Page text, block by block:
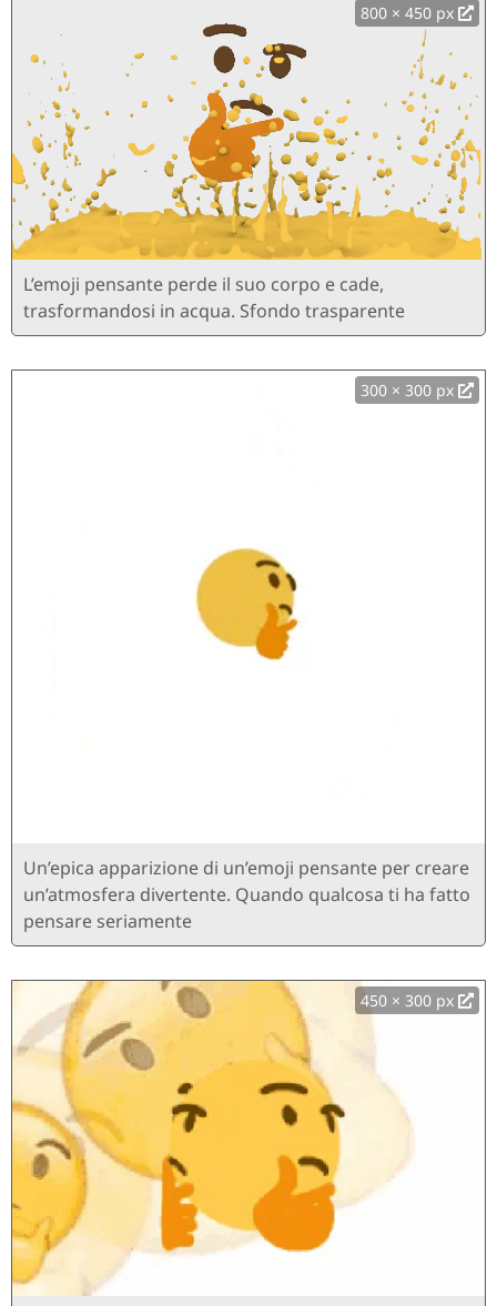
800 × 450 px
L’emoji pensante perde il suo corpo e cade,
trasformandosi in acqua. Sfondo trasparente
300 × 300 px
Un’epica apparizione di un’emoji pensante per creare
un’atmosfera divertente. Quando qualcosa ti ha fatto
pensare seriamente
450 × 300 px